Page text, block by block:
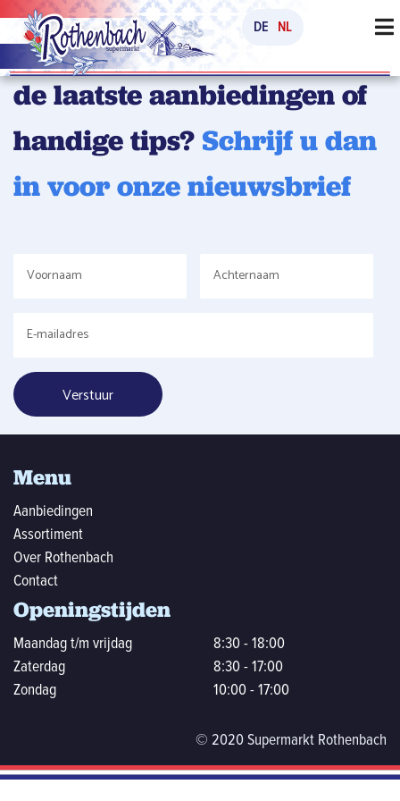
DE NL
Wilt u op de hoogte blijven
de laatste aanbiedingen of
handige tips? Schrijf u dan
in voor onze nieuwsbrief
Menu
Aanbiedingen
Assortiment
Over Rothenbach
Contact
Openingstijden
Maandag t/m vrijdag
8:30 - 18:00
Zaterdag
8:30 - 17:00
Zondag
10:00 - 17:00
© 2020 Supermarkt Rothenbach